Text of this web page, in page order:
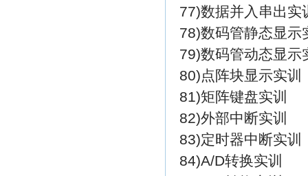
77)数据并入串出实
78)数码管静态显示
79)数码管动态显示
80)点阵块显示实训
81)矩阵键盘实训
82)外部中断实训
83)定时器中断实训
84)A/D转换实训